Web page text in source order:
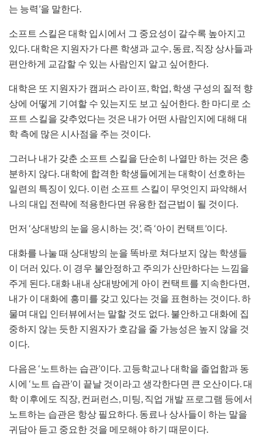
는 능력’을 말한다.
소프트 스킬은 대학 입시에서 그 중요성이 갈수록 높아지고
있다. 대학은 지원자가 다른 학생과 교수, 동료, 직장 상사들과
편안하게 교감할 수 있는 사람인지 알고 싶어한다.
대학은 또 지원자가 캠퍼스 라이프, 학업, 학생 구성의 질적 향
상에 어떻게 기여할 수 있는지도 보고 싶어한다. 한 마디로 소
프트 스킬을 갖추었다는 것은 내가 어떤 사람인지에 대해 대
학 측에 많은 시사점을 주는 것이다.
그러나 내가 갖춘 소프트 스킬을 단순히 나열만 하는 것은 충
분하지 않다. 대학에 합격한 학생들에게는 대학이 선호하는
일련의 특징이 있다. 이런 소프트 스킬이 무엇인지 파악해서
나의 대입 전략에 적용한다면 유용한 접근법이 될 것이다.
먼저 ‘상대방의 눈을 응시하는 것’, 즉 ‘아이 컨택트’이다.
대화를 나눌 때 상대방의 눈을 똑바로 쳐다보지 않는 학생들
이 더러 있다. 이 경우 불안정하고 주의가 산만하다는 느낌을
주게 된다. 대화 내내 상대방에게 아이 컨택트를 지속한다면,
내가 이 대화에 흥미를 갖고 있다는 것을 표현하는 것이다. 하
물며 대입 인터뷰에서는 말할 것도 없다. 불안하고 대화에 집
중하지 않는 듯한 지원자가 호감을 줄 가능성은 높지 않을 것
이다.
다음은 ‘노트하는 습관’이다. 고등학교나 대학을 졸업함과 동
시에 ‘노트 습관’이 끝날 것이라고 생각한다면 큰 오산이다. 대
학 이후에도 직장, 컨퍼런스, 미팅, 직업 개발 프로그램 등에서
노트하는 습관은 항상 필요하다. 동료나 상사들이 하는 말을
귀담아 듣고 중요한 것을 메모해야 하기 때문이다.